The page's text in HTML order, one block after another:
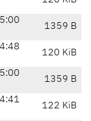
1359 B
120 KiB
1359 B
122 KiB